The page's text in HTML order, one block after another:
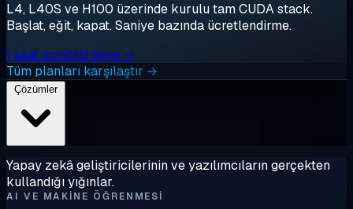
L4, L40S ve H100 üzerinde kurulu tam CUDA stack.
Başlat, eğit, kapat. Saniye bazında ücretlendirme.
1 saat ücretsiz dene →
Tüm planları karşılaştır →
Çözümler
Yapay zekâ geliştiricilerinin ve yazılımcıların gerçekten
kullandığı yığınlar.
AI VE MAKINE ÖĞRENMESI